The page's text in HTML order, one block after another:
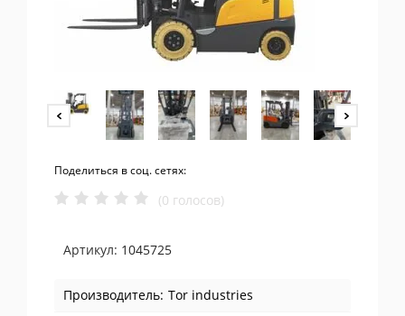
Поделиться в соц. сетях:
(0 голосов)
Артикул: 1045725
Производитель: Tor industries